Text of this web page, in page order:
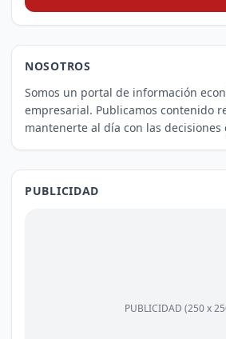
NOSOTROS
Somos un portal de información
empresarial. Publicamos contenido
mantenerte al día con las decisiones
PUBLICIDAD
PUBLICIDAD (250 x